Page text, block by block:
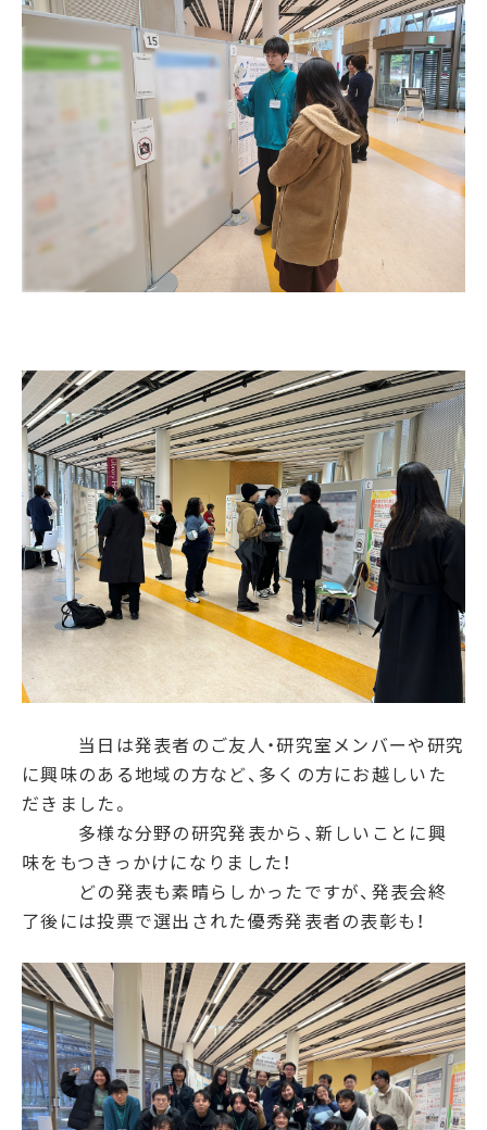
当日は発表者のご友人・研究室メンバーや研究
に興味のある地域の方など、多くの方にお越しいた
だきました。
多様な分野の研究発表から、新しいことに興
味をもつきっかけになりました！
どの発表も素晴らしかったですが、発表会終
了後には投票で選出された優秀発表者の表彰も！